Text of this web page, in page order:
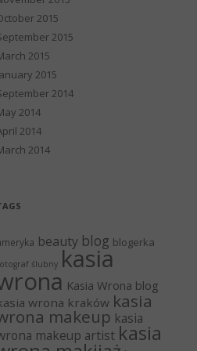
2015
2015
2015
2015
2014
2014
2014
2014
beauty blog blogerka
ślubny kasia
Kasia Wrona blog
wrona kraków kasia
makeup kasia
makeup artist kasia